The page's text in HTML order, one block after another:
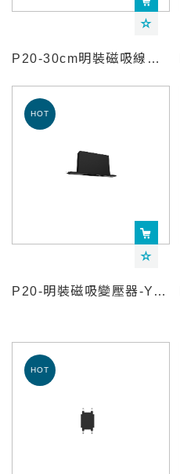
P20-30cm明裝磁吸線條燈-YeelightPro
P20-明裝磁吸變壓器-YeelightPro